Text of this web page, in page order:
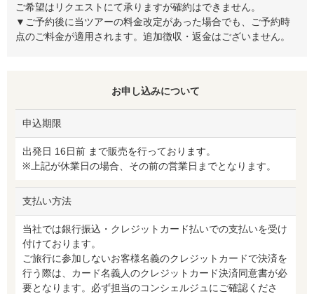
ご希望はリクエストにて承りますが確約はできません。
▼ご予約後に当ツアーの料金改定があった場合でも、ご予約時
点のご料金が適用されます。追加徴収・返金はございません。
お申し込みについて
申込期限
出発日 16日前 まで販売を行っております。
※上記が休業日の場合、その前の営業日までとなります。
支払い方法
当社では銀行振込・クレジットカード払いでの支払いを受け
付けております。
ご旅行に参加しないお客様名義のクレジットカードで決済を
行う際は、カード名義人のクレジットカード決済同意書が必
要となります。必ず担当のコンシェルジュにご確認くださ